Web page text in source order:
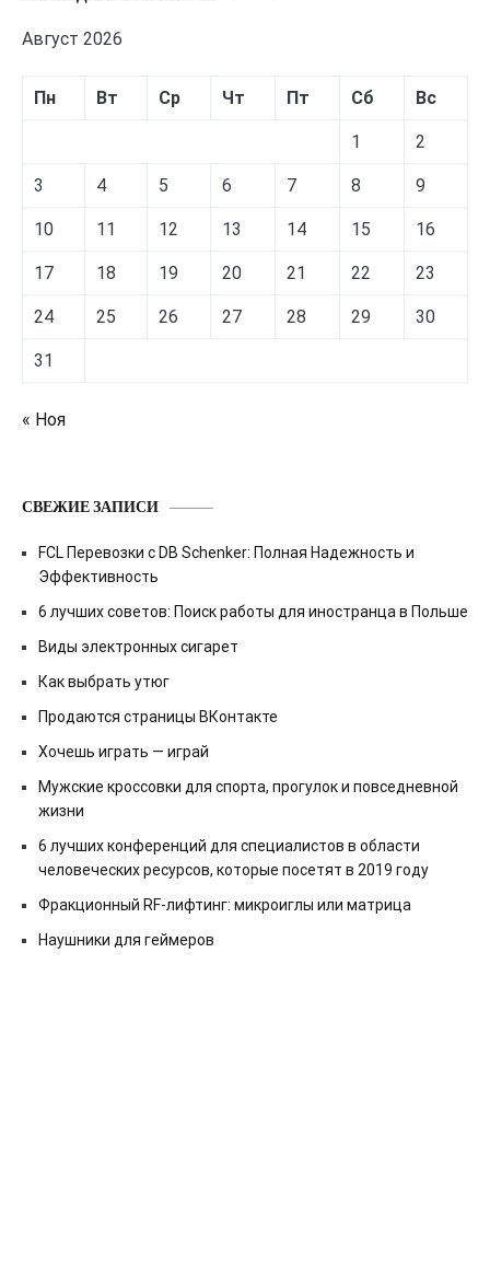
Август 2026
Пн Вт Ср Чт Пт Сб Вс
1 2
3 4 5 6 7 8 9
10 11 12 13 14 15 16
17 18 19 20 21 22 23
24 25 26 27 28 29 30
31
« Ноя
СВЕЖИЕ ЗАПИСИ
FCL Перевозки с DB Schenker: Полная Надежность и
Эффективность
6 лучших советов: Поиск работы для иностранца в Польше
Виды электронных сигарет
Как выбрать утюг
Продаются страницы ВКонтакте
Хочешь играть — играй
Мужские кроссовки для спорта, прогулок и повседневной
жизни
6 лучших конференций для специалистов в области
человеческих ресурсов, которые посетят в 2019 году
Фракционный RF-лифтинг: микроиглы или матрица
Наушники для геймеров